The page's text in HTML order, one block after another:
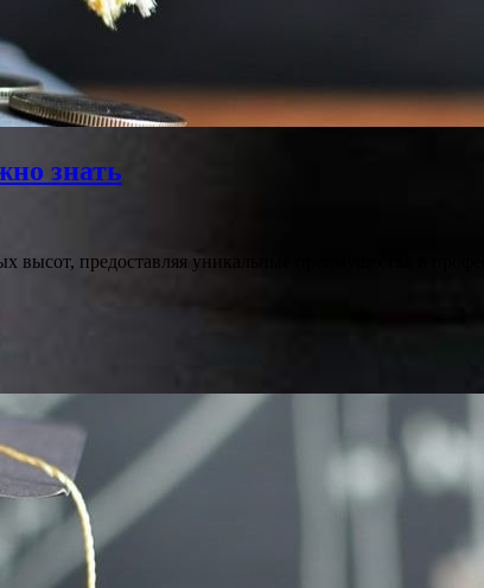
знать
высот, предоставляя уникальные преимущества в